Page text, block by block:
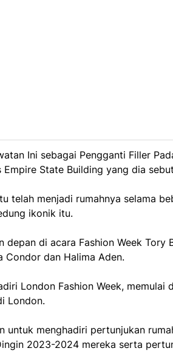
Ini sebagai Pengganti Filler
State Building yang dia
telah menjadi rumahnya selama
ikonik itu.
depan di acara Fashion Week Tory
Condor dan Halima Aden.
London Fashion Week, memulai
London.
untuk menghadiri pertunjukan
2023-2024 mereka serta